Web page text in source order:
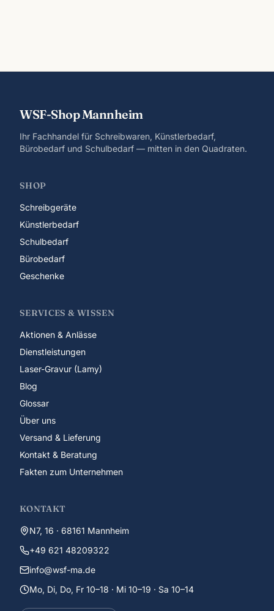
WSF-Shop Mannheim
Ihr Fachhandel für Schreibwaren, Künstlerbedarf,
Bürobedarf und Schulbedarf — mitten in den Quadraten.
SHOP
Schreibgeräte
Künstlerbedarf
Schulbedarf
Bürobedarf
Geschenke
SERVICES & WISSEN
Aktionen & Anlässe
Dienstleistungen
Laser-Gravur (Lamy)
Blog
Glossar
Über uns
Versand & Lieferung
Kontakt & Beratung
Fakten zum Unternehmen
KONTAKT
N7, 16 · 68161 Mannheim
+49 621 48209322
info@wsf-ma.de
Mo, Di, Do, Fr 10–18 · Mi 10–19 · Sa 10–14